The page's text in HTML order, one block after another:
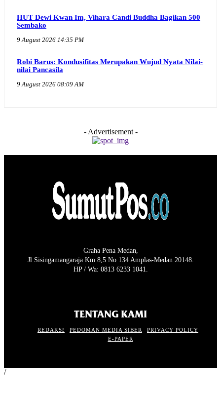
HUT Dewi Kwan Im, Vihara Candi Buddha Bagikan 500
Sembako
9 August 2026 14:35 PM
Robi Barus: Kondusifitas Merupakan Wujud Nyata Nilai-
nilai Pancasila
9 August 2026 08:09 AM
- Advertisement -
Graha Pena Medan,
Jl Sisingamangaraja Km 8,5 No 134 Amplas-Medan 20148.
HP / Wa: 0813 6233 1041.
TENTANG KAMI
REDAKSI PEDOMAN MEDIA SIBER
PRIVACY POLICY
E-PAPER
/